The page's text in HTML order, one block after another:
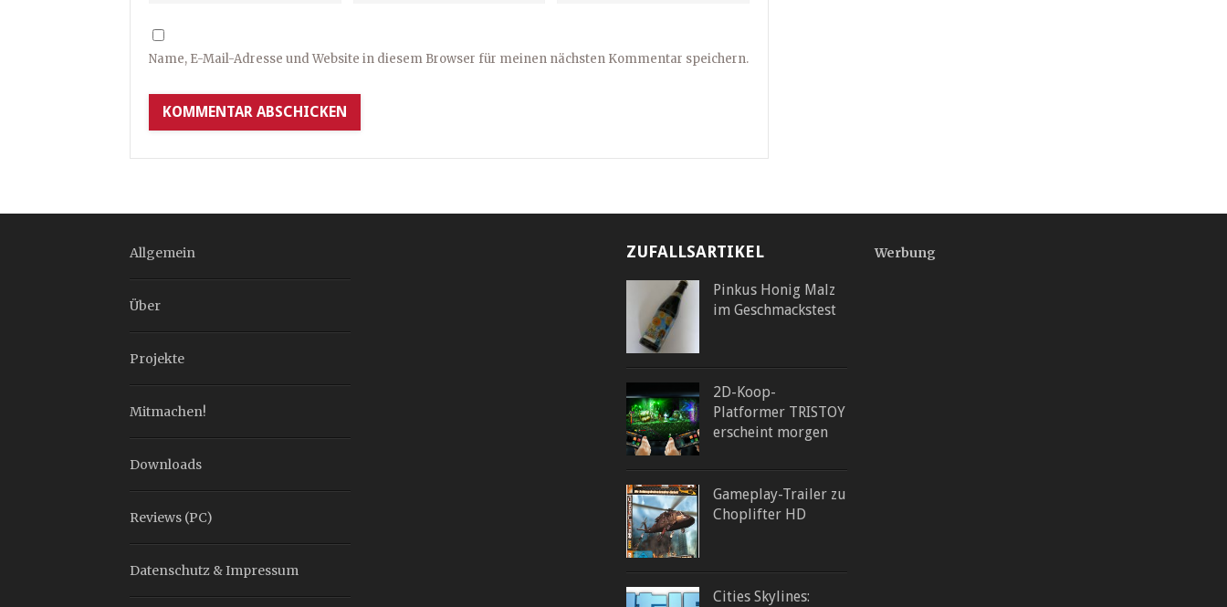
Name, E-Mail-Adresse und Website in diesem Browser für meinen nächsten Kommentar speichern.
Allgemein
Über
Projekte
Mitmachen!
Downloads
Reviews (PC)
Datenschutz & Impressum
ZUFALLSARTIKEL
Pinkus Honig Malz
im Geschmackstest
2D-Koop-
Platformer TRISTOY
erscheint morgen
Gameplay-Trailer zu
Choplifter HD
Cities Skylines:
Werbung